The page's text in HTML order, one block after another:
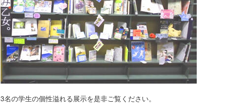
3名の学生の個性溢れる展示を是非ご覧ください。